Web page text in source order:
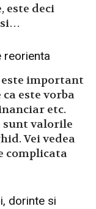
este deci
reorienta
este important
este vorba
etc.
sunt valorile
Vei vedea
complicata
dorinte si